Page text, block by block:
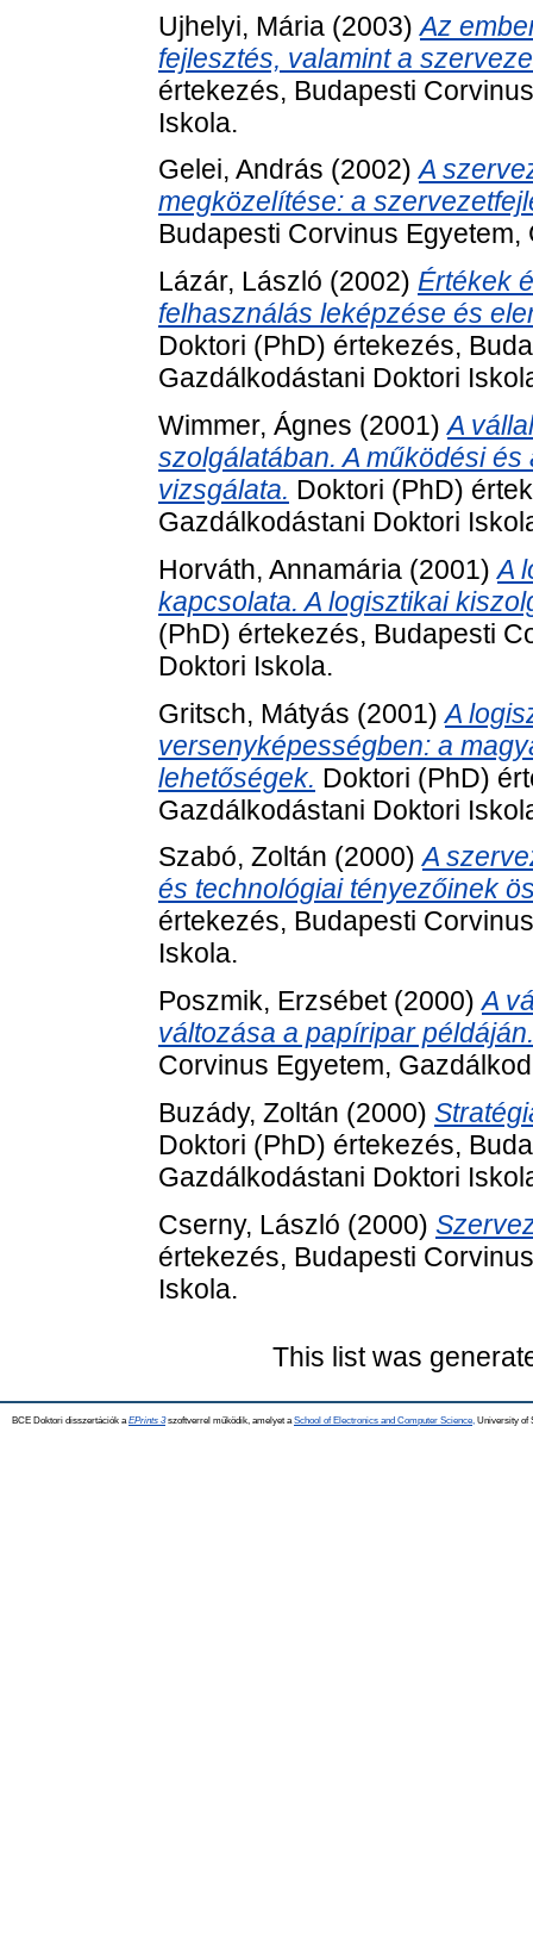
Ujhelyi, Mária (2003)Az
fejlesztés, valamint a
értekezés, Budapesti
Iskola.
Gelei, András (2002)A
megközelítése: a
Budapesti Corvinus
Lázár, László (2002) Értékek
felhasználás leképzése és
Doktori (PhD) értekezés,
Gazdálkodástani Doktori
Wimmer, Ágnes (2001)A
szolgálatában. A működési
vizsgálata. Doktori (PhD)
Gazdálkodástani Doktori
Horváth, Annamária (2001)A
kapcsolata. A logisztikai
(PhD) értekezés, Budapesti
Doktori Iskola.
Gritsch, Mátyás (2001)A
versenyképességben: a
lehetőségek. Doktori (PhD)
Gazdálkodástani Doktori
Szabó, Zoltán (2000)A
és technológiai tényezőinek
értekezés, Budapesti
Iskola.
Poszmik, Erzsébet(2000)A
változása a papíripar példáján.
Corvinus Egyetem,
Buzády, Zoltán (2000)
Doktori (PhD) értekezés,
Gazdálkodástani Doktori
Cserny, László (2000)
értekezés, Budapesti
Iskola.
This list was
BCE Doktori disszertációk a EPrints 3szoftverrel működik, amelyet a School of Electronics and Computer Science, University of